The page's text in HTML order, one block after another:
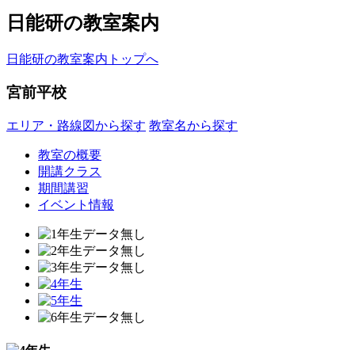
日能研の教室案内
日能研の教室案内トップへ
宮前平校
エリア・路線図から探す 教室名から探す
教室の概要
開講クラス
期間講習
イベント情報